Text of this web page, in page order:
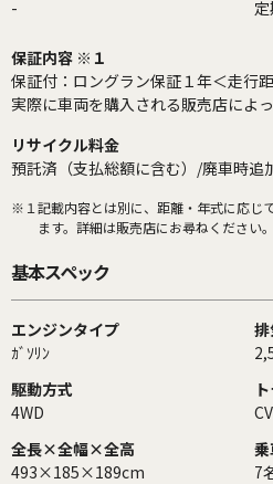
-
保証内容 ※１
保証付：ロングラン保証１年＜走行
実際に車両を購入される販売店によっ
リサイクル料金
預託済（支払総額に含む）/廃車時追
※１ 記載内容とは別に、距離・年式に応じ
ます。詳細は販売店にお尋ねください。
基本スペック
エンジンタイプ
ｶﾞｿﾘﾝ
駆動方式
4WD
全長×全幅×全高
493×185×189cm
7